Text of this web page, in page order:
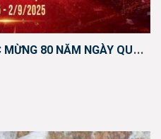
Q
UANG MINH GROUP CHÚC MỪNG 80 NĂM NGÀY QUỐC KHÁNH 2-9